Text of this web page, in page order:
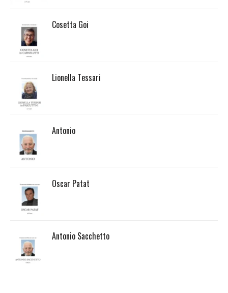
Cosetta Goi
Lionella Tessari
Antonio
Oscar Patat
Antonio Sacchetto